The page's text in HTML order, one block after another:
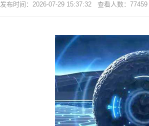
发布时间：2026-07-29 15:37:32 查看人数： 77459